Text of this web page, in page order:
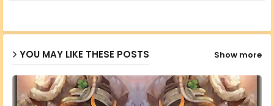
ap
YOU MAY LIKE THESE POSTS Show more